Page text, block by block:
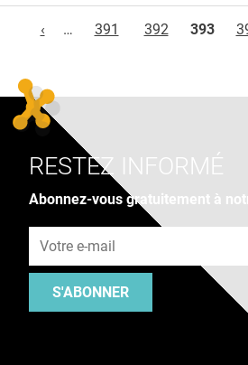
‹
… 391 392 393
RESTEZ INFORMÉ
Abonnez-vous gratuitement à
S'ABONNER